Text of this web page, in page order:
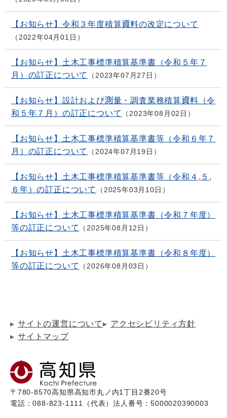
【お知らせ】令和３年度積算資料の改定について
2022年04月01日
【お知らせ】土木工事標準積算基準書（令和５年７
月）の訂正について
2023年07月27日
【お知らせ】設計および測量・調査業務積算資料（令
和５年７月）の訂正について
2023年08月02日
【お知らせ】土木工事標準積算基準書等（令和６年７
月）の訂正について
2024年07月19日
【お知らせ】土木工事標準積算基準書等（令和４,５,
６年）の訂正について
2025年03月10日
【お知らせ】土木工事標準積算基準書（令和７年度）
等の訂正について
2025年08月12日
【お知らせ】土木工事標準積算基準書（令和８年度）
等の訂正について
2026年08月03日
サイトの運営について
アクセシビリティ方針
サイトマップ
〒780-8570高知県高知市丸ノ内1丁目2番20号
電話：088-823-1111（代表）法人番号：5000020390003